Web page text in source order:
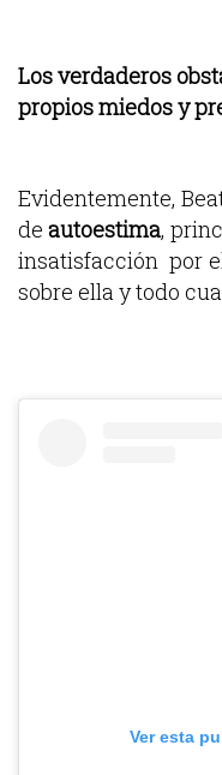
Los verdaderos
propios miedos y
Evidentemente,
deautoestima,
insatisfacción por
sobre ella y todo
Ver esta